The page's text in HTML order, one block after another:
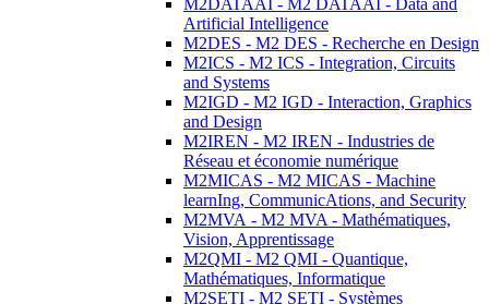
M2DATAAI - M2 DATAAI - Data and
Artificial Intelligence
M2DES - M2 DES - Recherche en Design
M2ICS - M2 ICS - Integration, Circuits
and Systems
M2IGD - M2 IGD - Interaction, Graphics
and Design
M2IREN - M2 IREN - Industries de
Réseau et économie numérique
M2MICAS - M2 MICAS - Machine
learnIng, CommunicAtions, and Security
M2MVA - M2 MVA - Mathématiques,
Vision, Apprentissage
M2QMI - M2 QMI - Quantique,
Mathématiques, Informatique
M2SETI - M2 SETI - Systèmes